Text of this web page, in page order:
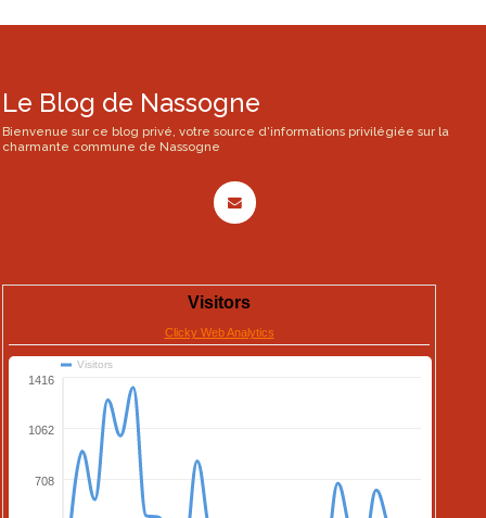
Le Blog de Nassogne
Bienvenue sur ce blog privé, votre source d'informations privilégiée sur la
charmante commune de Nassogne